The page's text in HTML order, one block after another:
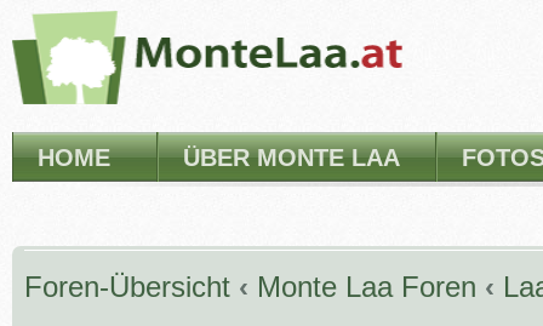
HOME ÜBER MONTE LAA
Foren-Übersicht ‹ Monte Laa Foren ‹